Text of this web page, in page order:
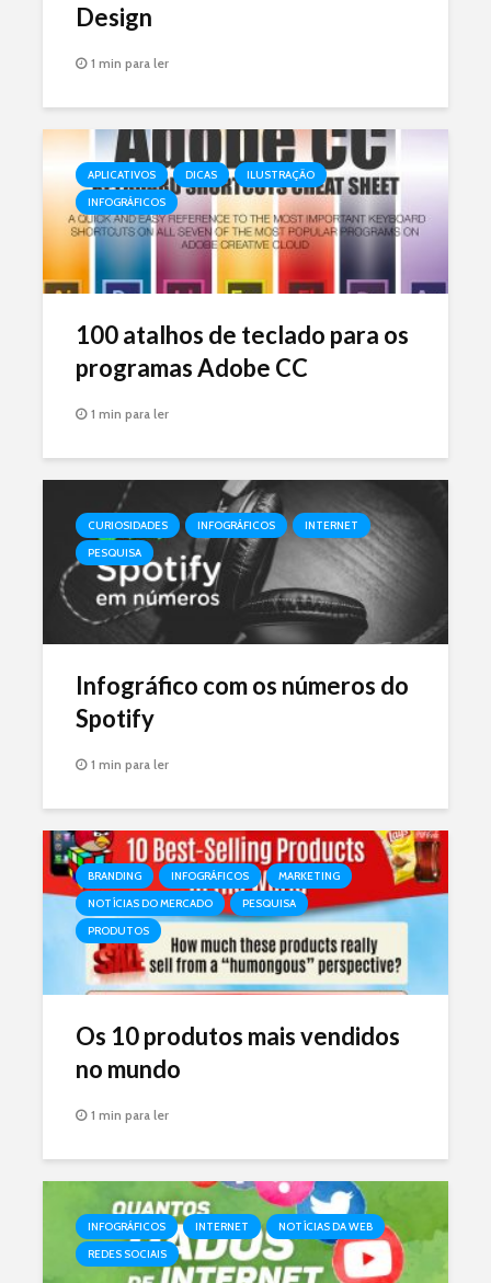
Design
1 min para ler
APLICATIVOS DICAS
ILUSTRAÇÃO
INFOGRÁFICOS
100 atalhos de teclado para os
programas Adobe CC
1 min para ler
CURIOSIDADES INFOGRÁFICOS
INTERNET
PESQUISA
Infográfico com os números do
Spotify
1 min para ler
BRANDING INFOGRÁFICOS
MARKETING
NOTÍCIAS DO MERCADO
PESQUISA
PRODUTOS
Os 10 produtos mais vendidos
no mundo
1 min para ler
INFOGRÁFICOS INTERNET
NOTÍCIAS DA WEB
REDES SOCIAIS